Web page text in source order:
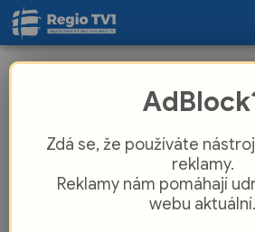
místa regionu,
Zdá se, že používáte
reklamy.
Reklamy nám pomáhají
webu aktuální.